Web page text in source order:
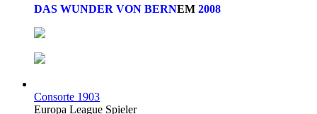
DAS WUNDER VON BERNEM 2008
Consorte 1903
Europa League Spieler